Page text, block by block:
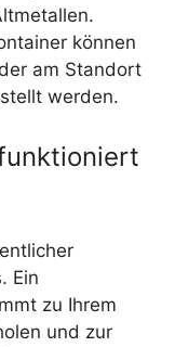
können
am Standort
werden.
Ein
zu Ihrem
und zur